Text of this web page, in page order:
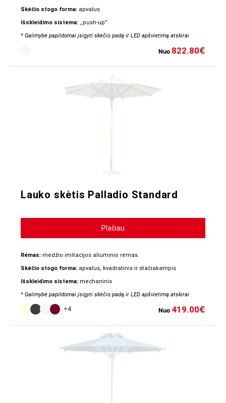
Skėčio stogo forma: apvalus
Išskleidimo sistema:
,,push-up”
* Galimybė papildomai įsigyti skėčio padą ir LED apšvietimą atskirai
Nuo 822.80€
Lauko skėtis Palladio Standard
Plačiau
Rėmas: medžio imitacijos aliuminio rėmas.
Skėčio stogo forma: apvalus, kvadratinis ir stačiakampis
Išskleidimo sistema: mechaninis
* Galimybė papildomai įsigyti skėčio padą ir LED apšvietimą atskirai
+4 Nuo 419.00€